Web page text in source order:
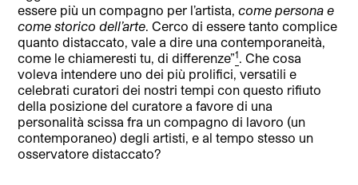
essere più un compagno per l’artista,come persona e
come storico dell’arte. Cerco di essere tanto complice
quanto distaccato, vale a dire una contemporaneità,
come le chiameresti tu, di differenze”1. Che cosa
voleva intendere uno dei più prolifici, versatili e
celebrati curatori dei nostri tempi con questo rifiuto
della posizione del curatore a favore di una
personalità scissa fra un compagno di lavoro (un
contemporaneo) degli artisti, e al tempo stesso un
osservatore distaccato?